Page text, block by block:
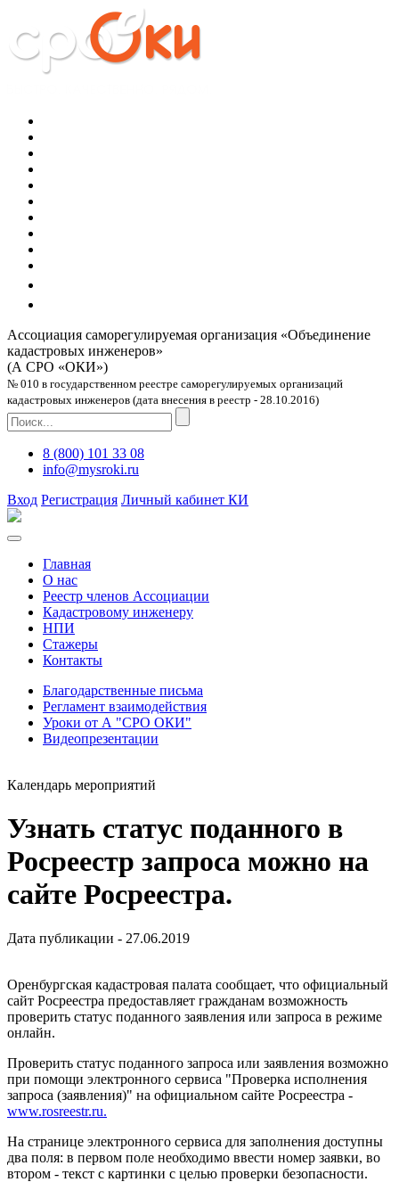
Ассоциация саморегулируемая организация «Объединение
кадастровых инженеров»
(А СРО «ОКИ»)
№ 010 в государственном реестре саморегулируемых организаций
кадастровых инженеров (дата внесения в реестр - 28.10.2016)
8 (800) 101 33 08
info@mysroki.ru
Вход Регистрация Личный кабинет КИ
Главная
О нас
Реестр членов Ассоциации
Кадастровому инженеру
НПИ
Стажеры
Контакты
Благодарственные письма
Регламент взаимодействия
Уроки от А "СРО ОКИ"
Видеопрезентации
Календарь мероприятий
Узнать статус поданного в
Росреестр запроса можно на
сайте Росреестра.
Дата публикации - 27.06.2019
Оренбургская кадастровая палата сообщает, что официальный
сайт Росреестра предоставляет гражданам возможность
проверить статус поданного заявления или запроса в режиме
онлайн.
Проверить статус поданного запроса или заявления возможно
при помощи электронного сервиса "Проверка исполнения
запроса (заявления)" на официальном сайте Росреестра -
www.rosreestr.ru.
На странице электронного сервиса для заполнения доступны
два поля: в первом поле необходимо ввести номер заявки, во
втором - текст с картинки с целью проверки безопасности.